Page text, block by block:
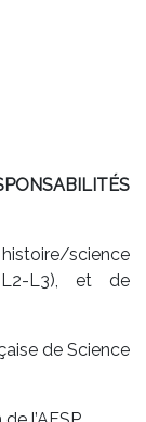
science
L2-L3), et de
de Science